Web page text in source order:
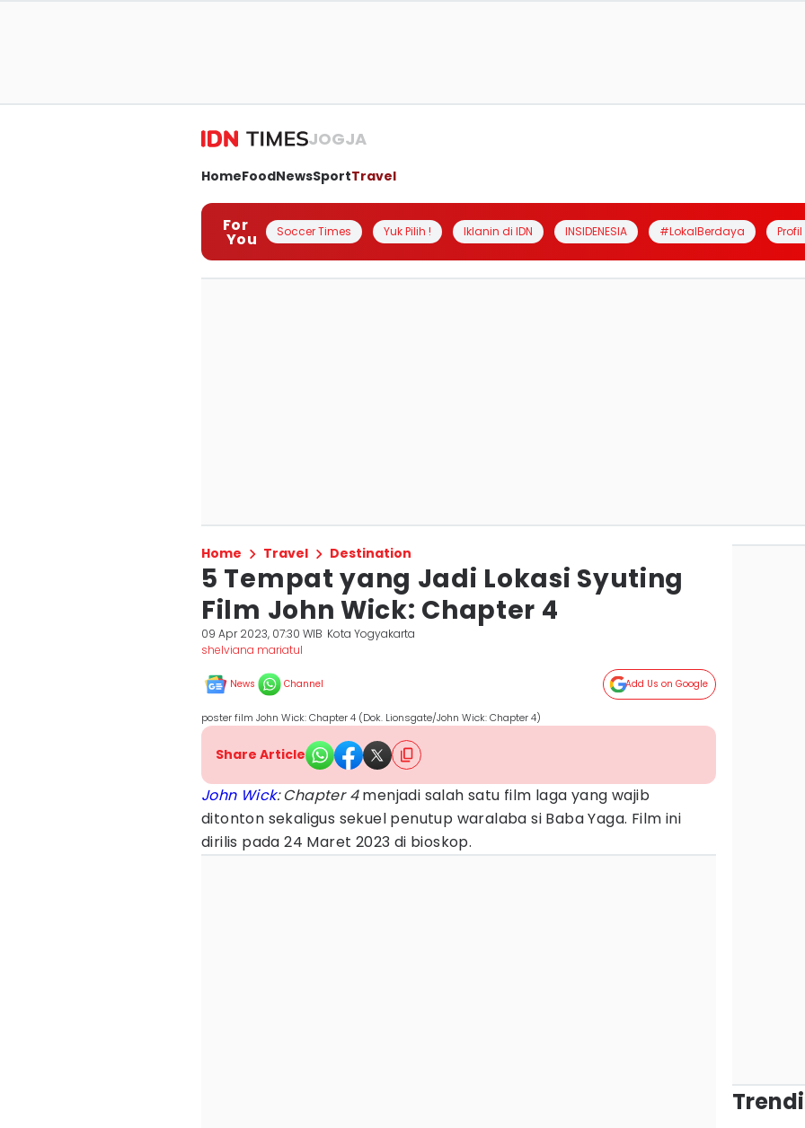
JOGJA
HomeFoodNewsSportTravel
For
You Soccer Times Yuk Pilih ! Iklanin di IDN INSIDENESIA #LokalBerdaya
Home Travel Destination
5 Tempat yang Jadi Lokasi Syuting
Film John Wick: Chapter 4
09 Apr 2023, 07:30 WIB Kota Yogyakarta
shelviana mariatul
News Channel Add Us on Google
poster film John Wick: Chapter 4 (Dok. Lionsgate/John Wick: Chapter 4)
Share Article
John Wick: Chapter 4menjadi salah satu film laga yang wajib
ditonton sekaligus sekuel penutup waralaba si Baba Yaga. Film ini
dirilis pada 24 Maret 2023 di bioskop.